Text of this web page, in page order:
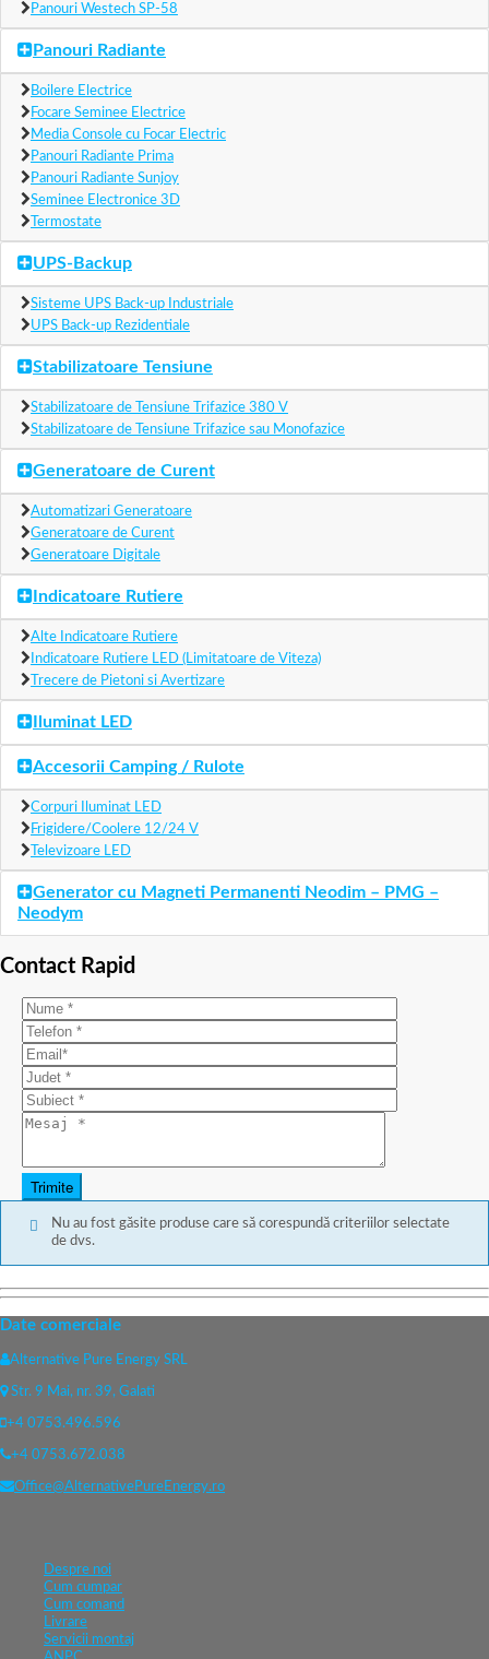
Panouri Westech SP-58
Panouri Radiante
Boilere Electrice
Focare Seminee Electrice
Media Console cu Focar Electric
Panouri Radiante Prima
Panouri Radiante Sunjoy
Seminee Electronice 3D
Termostate
UPS-Backup
Sisteme UPS Back-up Industriale
UPS Back-up Rezidentiale
Stabilizatoare Tensiune
Stabilizatoare de Tensiune Trifazice 380 V
Stabilizatoare de Tensiune Trifazice sau Monofazice
Generatoare de Curent
Automatizari Generatoare
Generatoare de Curent
Generatoare Digitale
Indicatoare Rutiere
Alte Indicatoare Rutiere
Indicatoare Rutiere LED (Limitatoare de Viteza)
Trecere de Pietoni si Avertizare
Iluminat LED
Accesorii Camping / Rulote
Corpuri Iluminat LED
Frigidere/Coolere 12/24 V
Televizoare LED
Generator cu Magneti Permanenti Neodim – PMG –
Neodym
Contact Rapid
Nu au fost găsite produse care să corespundă criteriilor selectate
de dvs.
Date comerciale
Alternative Pure Energy SRL
Str. 9 Mai, nr. 39, Galati
+4 0753.496.596
+4 0753.672.038
Office@AlternativePureEnergy.ro
Despre noi
Cum cumpar
Cum comand
Livrare
Servicii montaj